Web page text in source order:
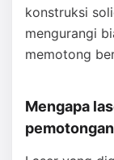
konstruksi
mengurangi
memotong
Mengapa